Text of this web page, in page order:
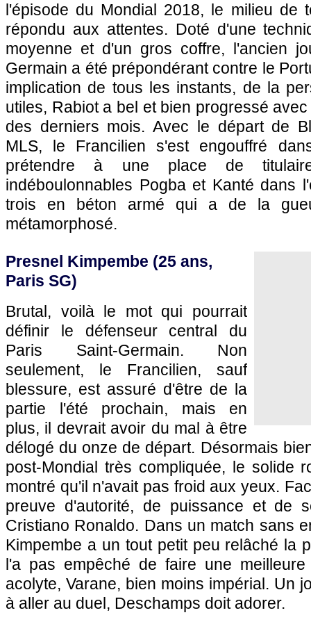
l'épisode du Mondial 2018, le milieu de
répondu aux attentes. Doté d'une
moyenne et d'un gros coffre, l'ancien
Germain a été prépondérant contre le
implication de tous les instants, de la
utiles, Rabiot a bel et bien progressé
des derniers mois. Avec le départ de
MLS, le Francilien s'est engouffré
prétendre à une place de
indéboulonnables Pogba et Kanté dans
trois en béton armé qui a de la
métamorphosé.
Presnel Kimpembe (25 ans,
Paris SG)
Brutal, voilà le mot qui pourrait
définir le défenseur central du
Paris Saint-Germain. Non
seulement, le Francilien, sauf
blessure, est assuré d'être de la
partie l'été prochain, mais en
plus, il devrait avoir du mal à être
délogé du onze de départ. Désormais
post-Mondial très compliquée, le solide
montré qu'il n'avait pas froid aux yeux.
preuve d'autorité, de puissance et de
Cristiano Ronaldo. Dans un match sans
Kimpembe a un tout petit peu relâché la
l'a pas empêché de faire une
acolyte, Varane, bien moins impérial. Un
à aller au duel, Deschamps doit adorer.